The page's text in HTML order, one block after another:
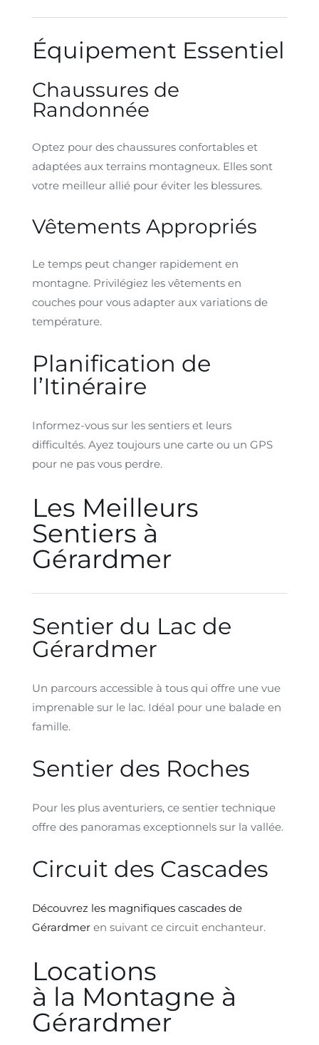
Équipement Essentiel
Chaussures de
Randonnée
Optez pour des chaussures confortables et
adaptées aux terrains montagneux. Elles sont
votre meilleur allié pour éviter les blessures.
Vêtements Appropriés
Le temps peut changer rapidement en
montagne. Privilégiez les vêtements en
couches pour vous adapter aux variations de
température.
Planification de
l’Itinéraire
Informez-vous sur les sentiers et leurs
difficultés. Ayez toujours une carte ou un GPS
pour ne pas vous perdre.
Les Meilleurs
Sentiers à
Gérardmer
Sentier du Lac de
Gérardmer
Un parcours accessible à tous qui offre une vue
imprenable sur le lac. Idéal pour une balade en
famille.
Sentier des Roches
Pour les plus aventuriers, ce sentier technique
offre des panoramas exceptionnels sur la vallée.
Circuit des Cascades
Découvrez les magnifiques cascades de
Gérardmer en suivant ce circuit enchanteur.
Locations
à la Montagne à
Gérardmer